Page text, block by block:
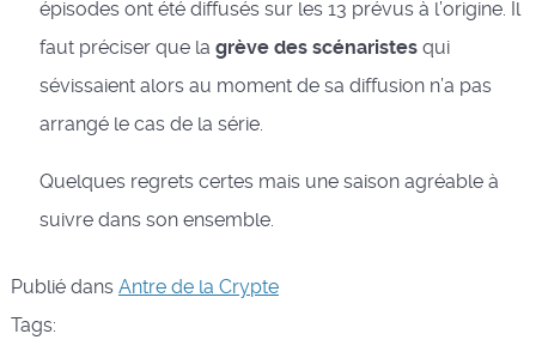
épisodes ont été diffusés sur les 13 prévus à l’origine. Il
faut préciser que la grève des scénaristesqui
sévissaient alors au moment de sa diffusion n’a pas
arrangé le cas de la série.
Quelques regrets certes mais une saison agréable à
suivre dans son ensemble.
Publié dans Antre de la Crypte
Tags: